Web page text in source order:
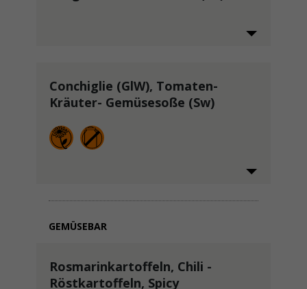
Conchiglie (GlW), Tomaten-
Kräuter- Gemüsesoße (Sw)
GEMÜSEBAR
Rosmarinkartoffeln, Chili -
Röstkartoffeln, Spicy